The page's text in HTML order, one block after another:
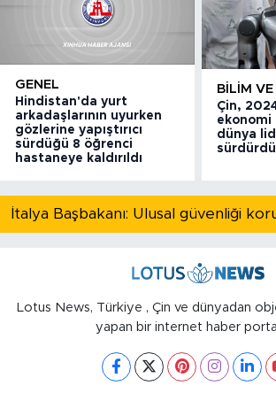
GENEL
Hindistan'da yurt
arkadaşlarının uyurken
gözlerine yapıştırıcı
sürdüğü 8 öğrenci
hastaneye kaldırıldı
BILIM
Çin,
dünya
sürdürdü
Lotus News, Türkiye , Çin ve dünyadan
yapan bir internet haber